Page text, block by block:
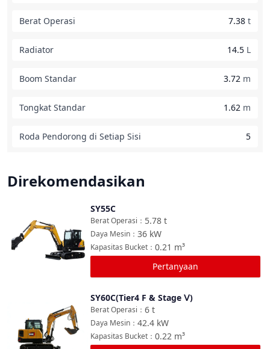
Berat Operasi 7.38 t
Radiator 14.5 L
Boom Standar 3.72 m
Tongkat Standar 1.62 m
Roda Pendorong di Setiap Sisi 5
Direkomendasikan
SY55C
5.78 t
Berat Operasi ：
36 kW
Daya Mesin ：
0.21 m³
Kapasitas Bucket ：
Pertanyaan
Bandingkan
SY60C(Tier4 F & Stage Ⅴ)
6 t
Berat Operasi ：
42.4 kW
Daya Mesin ：
0.22 m³
Kapasitas Bucket ：